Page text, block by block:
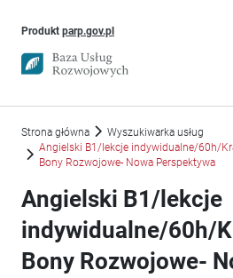
Produkt parp.gov.plUwaga, link otworzy się
Strona główna
Wyszukiwarka usług
Angielski B1/lekcje indywidualne/60h/
Bony Rozwojowe- Nowa Perspektywa
Angielski B1/lekcje
indywidualne/60h/
Bony Rozwojowe-